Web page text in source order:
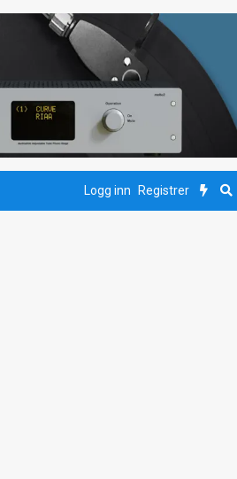
Logg inn Registrer